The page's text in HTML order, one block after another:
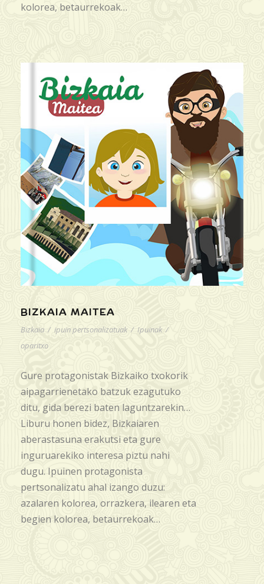
kolorea, betaurrekoak…
BIZKAIA MAITEA
Bizkaia / ipuin pertsonalizatuak / Ipuinak /
oparitxo
Gure protagonistak Bizkaiko txokorik
aipagarrienetako batzuk ezagutuko
ditu, gida berezi baten laguntzarekin…
Liburu honen bidez, Bizkaiaren
aberastasuna erakutsi eta gure
inguruarekiko interesa piztu nahi
dugu. Ipuinen protagonista
pertsonalizatu ahal izango duzu:
azalaren kolorea, orrazkera, ilearen eta
begien kolorea, betaurrekoak…